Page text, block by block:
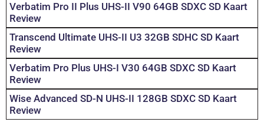
Verbatim Pro II Plus UHS-II V90 64GB SDXC SD Kaart
Review
Transcend Ultimate UHS-II U3 32GB SDHC SD Kaart
Review
Verbatim Pro Plus UHS-I V30 64GB SDXC SD Kaart
Review
Wise Advanced SD-N UHS-II 128GB SDXC SD Kaart
Review